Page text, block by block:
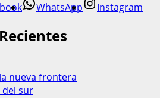
WhatsApp Instagram
nueva frontera
sur